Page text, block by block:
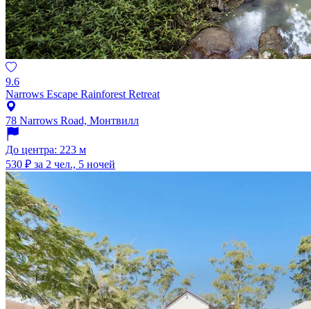
9.6
Narrows Escape Rainforest Retreat
78 Narrows Road, Монтвилл
До центра: 223 м
530 ₽ за 2 чел., 5 ночей